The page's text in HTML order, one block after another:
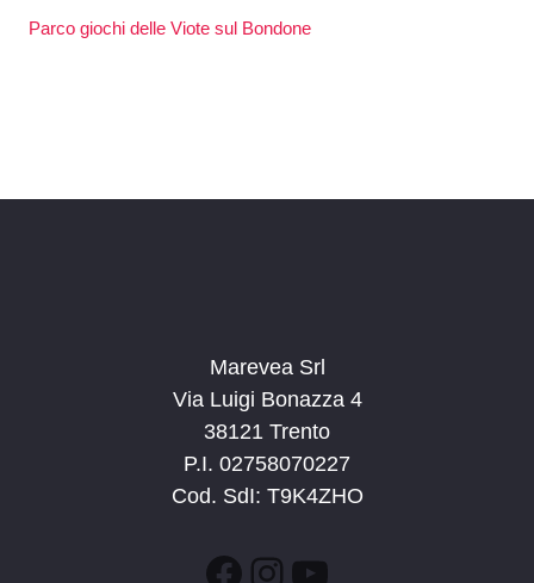
Parco giochi delle Viote sul Bondone
Marevea Srl
Via Luigi Bonazza 4
38121 Trento
P.I. 02758070227
Cod. SdI: T9K4ZHO
Facebook
Instagram
YouTube